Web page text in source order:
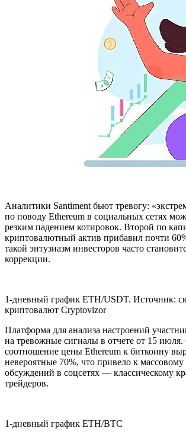
Аналитики Santiment бьют тревогу:
по поводу Ethereum в социальных сетях
резким падением котировок. Второй по
криптовалютный актив прибавил почти
такой энтузиазм инвесторов часто
коррекции.
1-дневный график ETH/USDT. Источник:
криптовалют Cryptovizor
Платформа для анализа настроений
на тревожные сигналы в отчете от 15 июля.
соотношение цены Ethereum к биткоину
невероятные 70%, что привело к массовому
обсуждений в соцсетях — классическому
трейдеров.
1-дневный график ETH/BTC